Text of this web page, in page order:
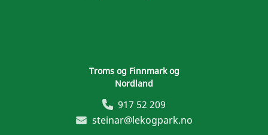
Troms og Finnmark og
Nordland
917 52 209
steinar@lekogpark.no